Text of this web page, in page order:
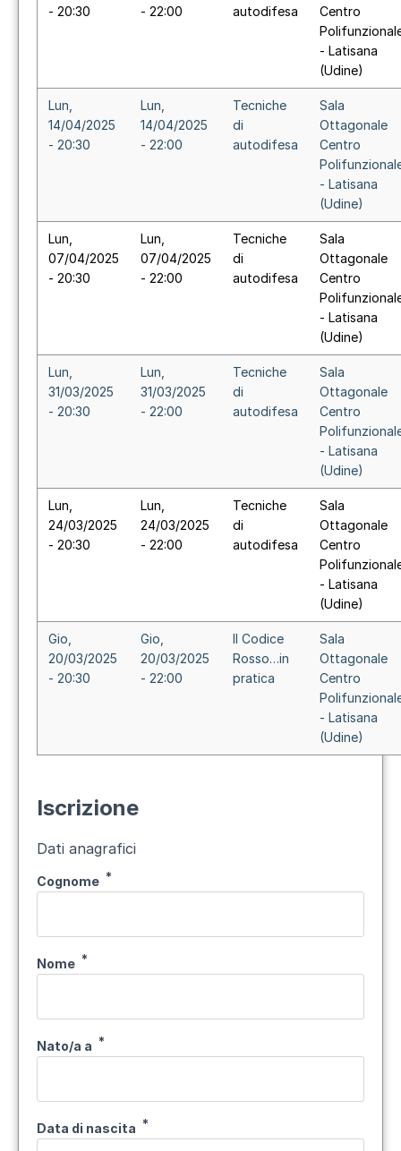
- 20:30
- 22:00
autodifesa
Centro
- Latisana
(Udine)
Lun,
14/04/2025
- 20:30
Lun,
14/04/2025
- 22:00
Tecniche
di
autodifesa
Sala
Ottagonale
Centro
- Latisana
(Udine)
Lun,
07/04/2025
- 20:30
Lun,
07/04/2025
- 22:00
Tecniche
di
autodifesa
Sala
Ottagonale
Centro
- Latisana
(Udine)
Lun,
31/03/2025
- 20:30
Lun,
31/03/2025
- 22:00
Tecniche
di
autodifesa
Sala
Ottagonale
Centro
- Latisana
(Udine)
Lun,
24/03/2025
- 20:30
Lun,
24/03/2025
- 22:00
Tecniche
di
autodifesa
Sala
Ottagonale
Centro
- Latisana
(Udine)
Gio,
20/03/2025
- 20:30
Gio,
20/03/2025
- 22:00
Il Codice
Rosso…in
pratica
Sala
Ottagonale
Centro
- Latisana
(Udine)
Iscrizione
Dati anagrafici
Cognome
Nome
Nato/a a
Data di nascita